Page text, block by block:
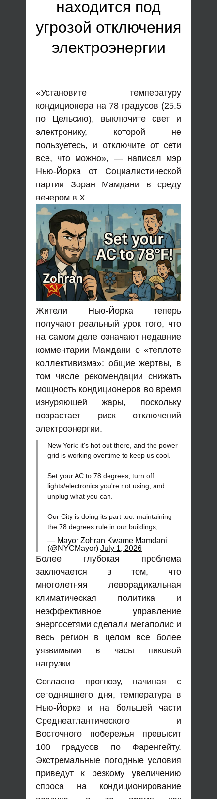
находится под
угрозой отключения
электроэнергии
«Установите температуру
кондиционера на 78 градусов (25.5
по Цельсию), выключите свет и
электронику, которой не
пользуетесь, и отключите от сети
все, что можно», — написал мэр
Нью-Йорка от Социалистической
партии Зоран Мамдани в среду
вечером в X.
Жители Нью-Йорка теперь
получают реальный урок того, что
на самом деле означают недавние
комментарии Мамдани о «теплоте
коллективизма»: общие жертвы, в
том числе рекомендации снижать
мощность кондиционеров во время
изнуряющей жары, поскольку
возрастает риск отключений
электроэнергии.
New York: it's hot out there, and the power
grid is working overtime to keep us cool.
Set your AC to 78 degrees, turn off
lights/electronics you're not using, and
unplug what you can.
Our City is doing its part too: maintaining
the 78 degrees rule in our buildings,…
— Mayor Zohran Kwame Mamdani
(@NYCMayor) July 1, 2026
Более глубокая проблема
заключается в том, что
многолетняя леворадикальная
климатическая политика и
неэффективное управление
энергосетями сделали мегаполис и
весь регион в целом все более
уязвимыми в часы пиковой
нагрузки.
Согласно прогнозу, начиная с
сегодняшнего дня, температура в
Нью-Йорке и на большей части
Среднеатлантического и
Восточного побережья превысит
100 градусов по Фаренгейту.
Экстремальные погодные условия
приведут к резкому увеличению
спроса на кондиционирование